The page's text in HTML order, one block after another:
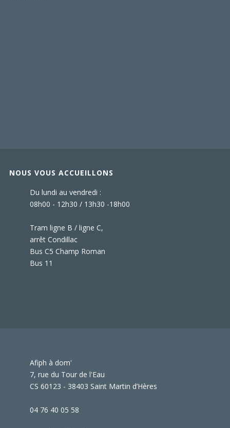
NOUS VOUS ACCUEILLONS
Du lundi au vendredi :
08h00 - 12h30 / 13h30 -18h00
Tram ligne B / ligne C,
arrêt Condillac
Bus C5 Champ Roman
Bus 11
Afiph à dom'
7, rue du Tour de l'Eau
CS 60123 - 38403 Saint Martin d’Hères
04 76 40 05 58